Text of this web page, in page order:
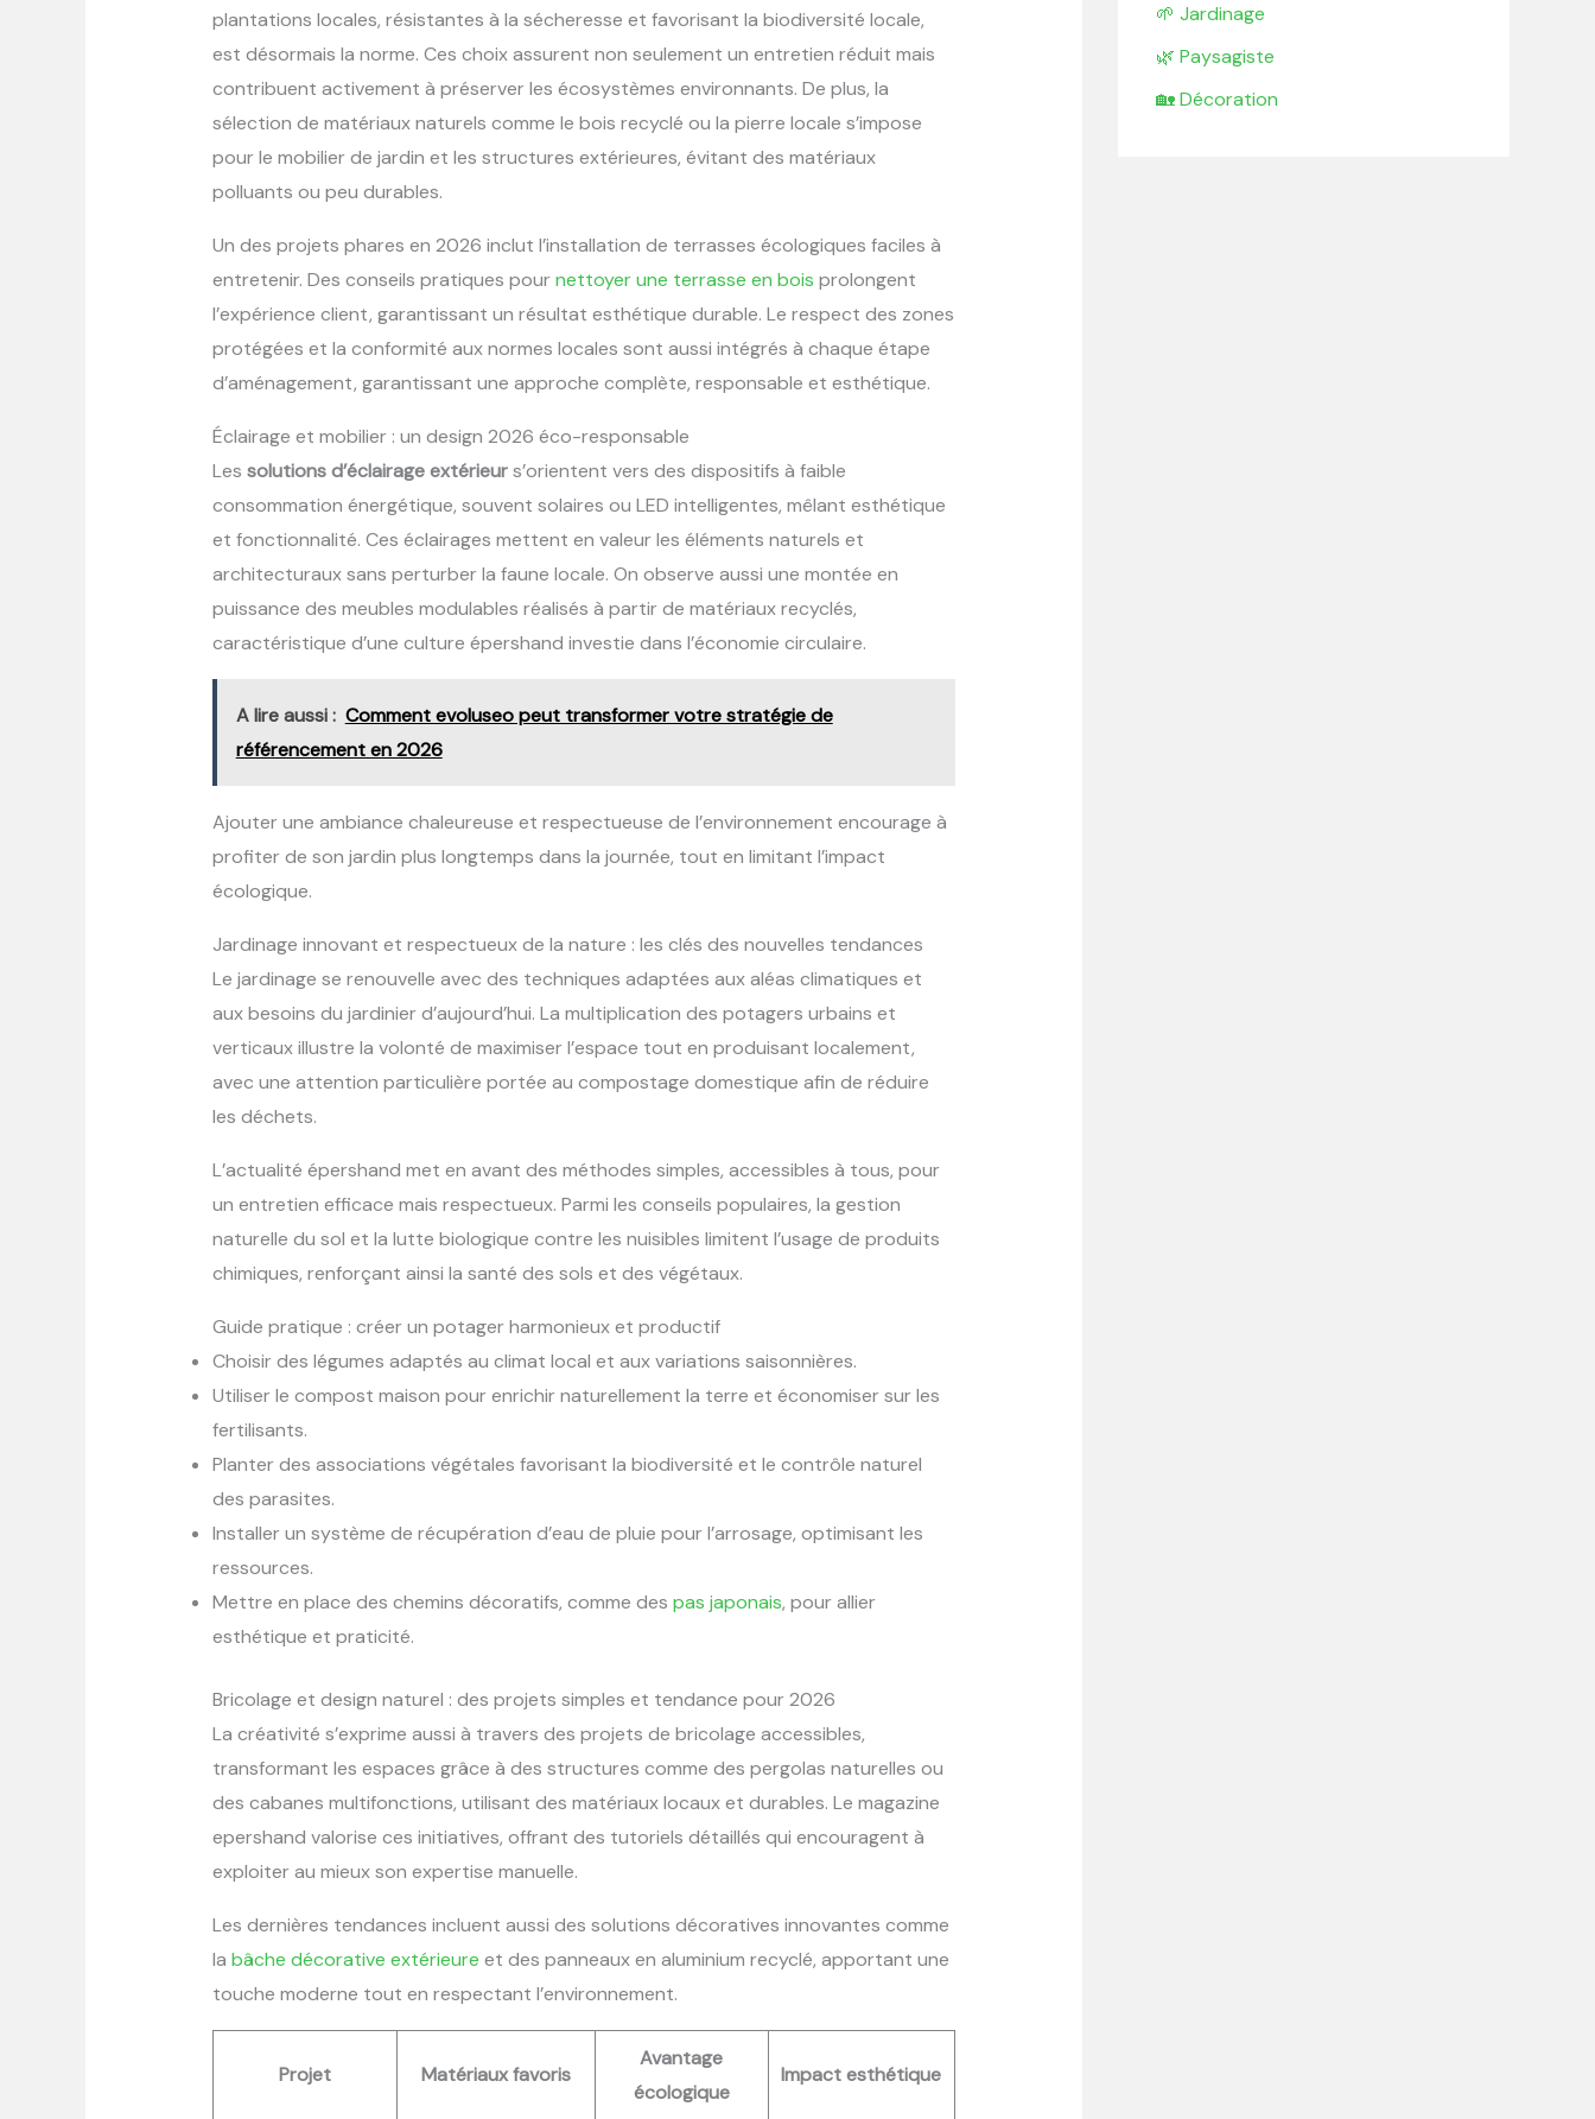
plantations locales, résistantes à la sécheresse et favorisant la biodiversité locale,
est désormais la norme. Ces choix assurent non seulement un entretien réduit mais
contribuent activement à préserver les écosystèmes environnants. De plus, la
sélection de matériaux naturels comme le bois recyclé ou la pierre locale s’impose
pour le mobilier de jardin et les structures extérieures, évitant des matériaux
polluants ou peu durables.
Un des projets phares en 2026 inclut l’installation de terrasses écologiques faciles à
entretenir. Des conseils pratiques pournettoyer une terrasse en bois prolongent
l’expérience client, garantissant un résultat esthétique durable. Le respect des zones
protégées et la conformité aux normes locales sont aussi intégrés à chaque étape
d’aménagement, garantissant une approche complète, responsable et esthétique.
Éclairage et mobilier : un design 2026 éco-responsable
Les solutions d’éclairage extérieurs’orientent vers des dispositifs à faible
consommation énergétique, souvent solaires ou LED intelligentes, mêlant esthétique
et fonctionnalité. Ces éclairages mettent en valeur les éléments naturels et
architecturaux sans perturber la faune locale. On observe aussi une montée en
puissance des meubles modulables réalisés à partir de matériaux recyclés,
caractéristique d’une culture épershand investie dans l’économie circulaire.
A lire aussi : Comment evoluseo peut transformer votre stratégie de
référencement en 2026
Ajouter une ambiance chaleureuse et respectueuse de l’environnement encourage à
profiter de son jardin plus longtemps dans la journée, tout en limitant l’impact
écologique.
Jardinage innovant et respectueux de la nature : les clés des nouvelles tendances
Le jardinage se renouvelle avec des techniques adaptées aux aléas climatiques et
aux besoins du jardinier d’aujourd’hui. La multiplication des potagers urbains et
verticaux illustre la volonté de maximiser l’espace tout en produisant localement,
avec une attention particulière portée au compostage domestique afin de réduire
les déchets.
L’actualité épershand met en avant des méthodes simples, accessibles à tous, pour
un entretien efficace mais respectueux. Parmi les conseils populaires, la gestion
naturelle du sol et la lutte biologique contre les nuisibles limitent l’usage de produits
chimiques, renforçant ainsi la santé des sols et des végétaux.
Guide pratique : créer un potager harmonieux et productif
Choisir des légumes adaptés au climat local et aux variations saisonnières.
Utiliser le compost maison pour enrichir naturellement la terre et économiser sur les
fertilisants.
Planter des associations végétales favorisant la biodiversité et le contrôle naturel
des parasites.
Installer un système de récupération d’eau de pluie pour l’arrosage, optimisant les
ressources.
Mettre en place des chemins décoratifs, comme des pas japonais, pour allier
esthétique et praticité.
Bricolage et design naturel : des projets simples et tendance pour 2026
La créativité s’exprime aussi à travers des projets de bricolage accessibles,
transformant les espaces grâce à des structures comme des pergolas naturelles ou
des cabanes multifonctions, utilisant des matériaux locaux et durables. Le magazine
epershand valorise ces initiatives, offrant des tutoriels détaillés qui encouragent à
exploiter au mieux son expertise manuelle.
Les dernières tendances incluent aussi des solutions décoratives innovantes comme
la bâche décorative extérieure et des panneaux en aluminium recyclé, apportant une
touche moderne tout en respectant l’environnement.
Projet Matériaux favoris
Avantage
écologique
Impact esthétique
🌱 Jardinage
🌿 Paysagiste
🏡 Décoration